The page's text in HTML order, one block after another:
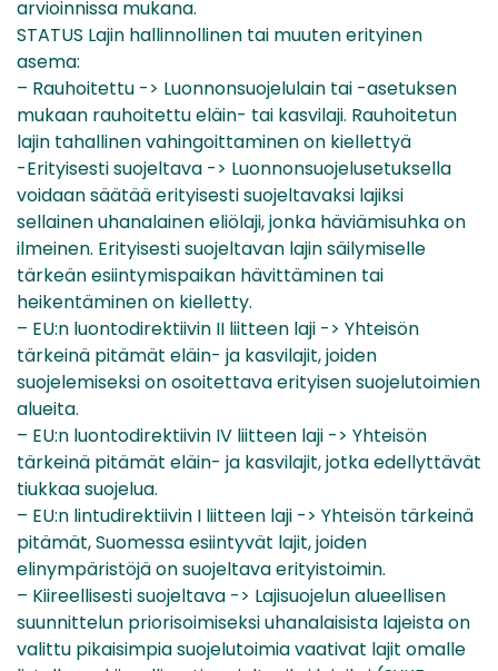
arvioinnissa mukana.
STATUS Lajin hallinnollinen tai muuten erityinen
asema:
– Rauhoitettu -> Luonnonsuojelulain tai -asetuksen
mukaan rauhoitettu eläin- tai kasvilaji. Rauhoitetun
lajin tahallinen vahingoittaminen on kiellettyä
-Erityisesti suojeltava -> Luonnonsuojelusetuksella
voidaan säätää erityisesti suojeltavaksi lajiksi
sellainen uhanalainen eliölaji, jonka häviämisuhka on
ilmeinen. Erityisesti suojeltavan lajin säilymiselle
tärkeän esiintymispaikan hävittäminen tai
heikentäminen on kielletty.
– EU:n luontodirektiivin II liitteen laji -> Yhteisön
tärkeinä pitämät eläin- ja kasvilajit, joiden
suojelemiseksi on osoitettava erityisen suojelutoimien
alueita.
– EU:n luontodirektiivin IV liitteen laji -> Yhteisön
tärkeinä pitämät eläin- ja kasvilajit, jotka edellyttävät
tiukkaa suojelua.
– EU:n lintudirektiivin I liitteen laji -> Yhteisön tärkeinä
pitämät, Suomessa esiintyvät lajit, joiden
elinympäristöjä on suojeltava erityistoimin.
– Kiireellisesti suojeltava -> Lajisuojelun alueellisen
suunnittelun priorisoimiseksi uhanalaisista lajeista on
valittu pikaisimpia suojelutoimia vaativat lajit omalle